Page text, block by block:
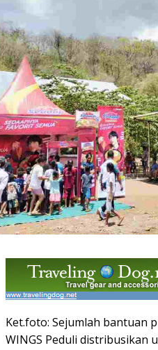
Ket.foto: Sejumlah bantuan
WINGS Peduli